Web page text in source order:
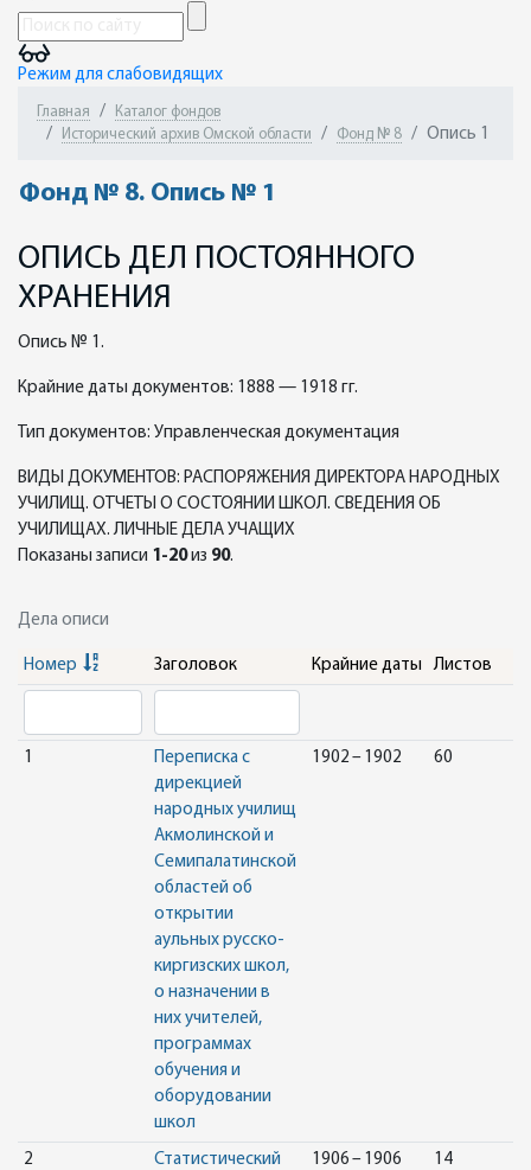
Режим для слабовидящих
Главная
Каталог фондов
Исторический архив Омской области
Фонд № 8 Опись 1
Фонд № 8. Опись № 1
ОПИСЬ ДЕЛ ПОСТОЯННОГО
ХРАНЕНИЯ
Опись № 1.
Крайние даты документов: 1888 — 1918 гг.
Тип документов: Управленческая документация
ВИДЫ ДОКУМЕНТОВ: РАСПОРЯЖЕНИЯ ДИРЕКТОРА НАРОДНЫХ
УЧИЛИЩ. ОТЧЕТЫ О СОСТОЯНИИ ШКОЛ. СВЕДЕНИЯ ОБ
УЧИЛИЩАХ. ЛИЧНЫЕ ДЕЛА УЧАЩИХ
Показаны записи 1-20из 90.
Дела описи
Номер Заголовок Крайние даты Листов
1
Переписка с
дирекцией
народных училищ
Акмолинской и
Семипалатинской
областей об
открытии
аульных русско-
киргизских школ,
о назначении в
них учителей,
программах
обучения и
оборудовании
школ
1902 – 1902 60
2
Статистический
1906 – 1906 14